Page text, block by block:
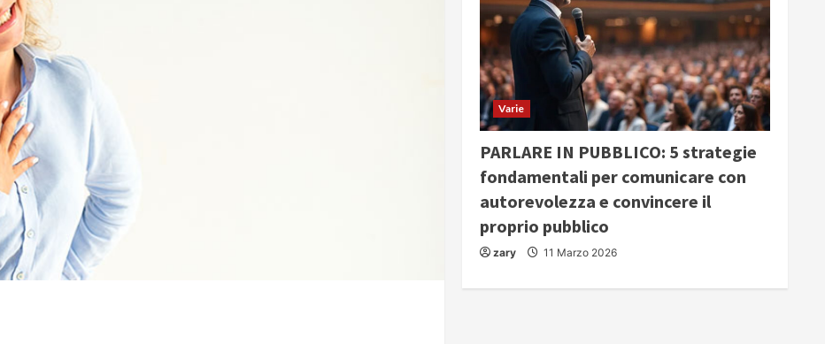
Varie
PARLARE IN PUBBLICO: 5 strategie
fondamentali per comunicare con
autorevolezza e convincere il
proprio pubblico
zary 11 Marzo 2026